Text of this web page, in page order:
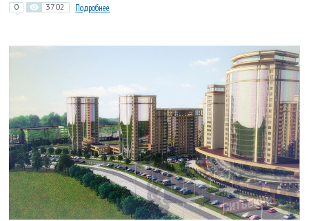
0 3702 Подробнее